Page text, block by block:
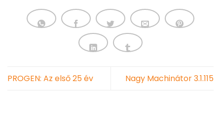
PROGEN: Az első 25 év Nagy Machinátor 3.1.115